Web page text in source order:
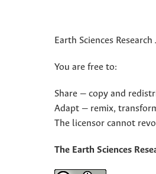
Earth Sciences
You are free to:
Share — copy and
Adapt — remix,
The licensor cannot
The Earth Sciences